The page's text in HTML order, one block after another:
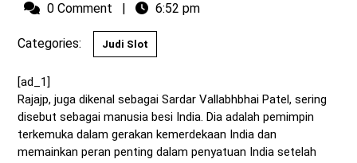
0 Comment
| 6:52 pm
Categories: Judi Slot
[ad_1]
Rajajp, juga dikenal sebagai Sardar Vallabhbhai Patel, sering
disebut sebagai manusia besi India. Dia adalah pemimpin
terkemuka dalam gerakan kemerdekaan India dan
memainkan peran penting dalam penyatuan India setelah